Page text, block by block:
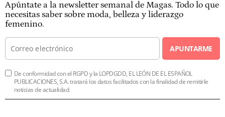
Apúntate a la newsletter semanal de Magas. Todo lo que
necesitas saber sobre moda, belleza y liderazgo
femenino.
APUNTARME
De conformidad con el RGPD y la LOPDGDD, EL LEÓN DE EL ESPAÑOL
PUBLICACIONES, S.A. tratará los datos facilitados con la finalidad de remitirle
noticias de actualidad.